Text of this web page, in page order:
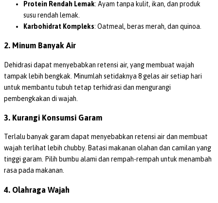
Protein Rendah Lemak: Ayam tanpa kulit, ikan, dan produk
susu rendah lemak.
Karbohidrat Kompleks: Oatmeal, beras merah, dan quinoa.
2. Minum Banyak Air
Dehidrasi dapat menyebabkan retensi air, yang membuat wajah
tampak lebih bengkak. Minumlah setidaknya 8 gelas air setiap hari
untuk membantu tubuh tetap terhidrasi dan mengurangi
pembengkakan di wajah.
3. Kurangi Konsumsi Garam
Terlalu banyak garam dapat menyebabkan retensi air dan membuat
wajah terlihat lebih chubby. Batasi makanan olahan dan camilan yang
tinggi garam. Pilih bumbu alami dan rempah-rempah untuk menambah
rasa pada makanan.
4. Olahraga Wajah